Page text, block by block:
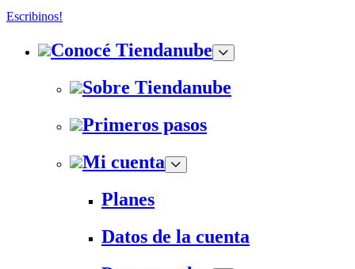
Escribinos!
Conocé Tiendanube
Sobre Tiendanube
Primeros pasos
Mi cuenta
Planes
Datos de la cuenta